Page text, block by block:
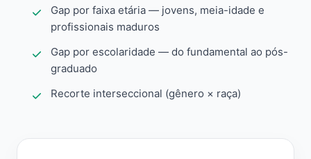
Gap por faixa etária — jovens, meia-idade e
profissionais maduros
Gap por escolaridade — do fundamental ao pós-
graduado
Recorte interseccional (gênero × raça)